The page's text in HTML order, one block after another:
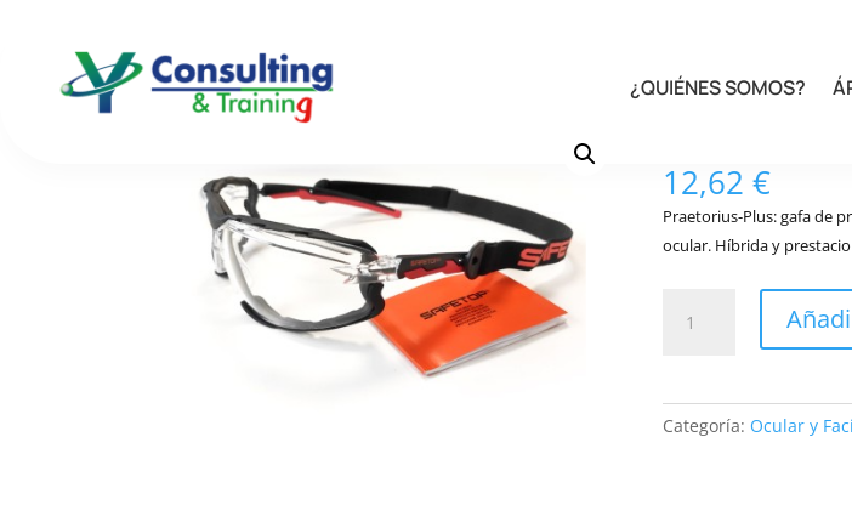
¿QUIÉNES SOMOS?
Inicio/Ocular y Facial
12,62€
Praetorius-Plus: gafa de
ocular. Híbrida y
PRAETORIUS-
Categoría: Ocular y